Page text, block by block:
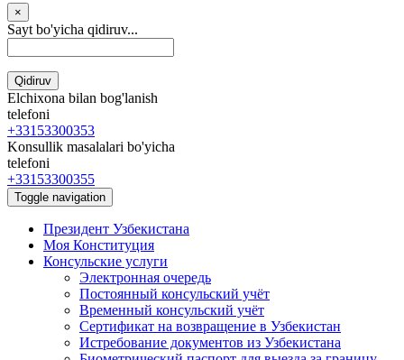
×
Sayt bo'yicha qidiruv...
Qidiruv
Elchixona bilan bog'lanish
telefoni
+33153300353
Konsullik masalalari bo'yicha
telefoni
+33153300355
Toggle navigation
Президент Узбекистана
Моя Конституция
Консульские услуги
Электронная очередь
Постоянный консульский учёт
Временный консульский учёт
Сертификат на возвращение в Узбекистан
Истребование документов из Узбекистана